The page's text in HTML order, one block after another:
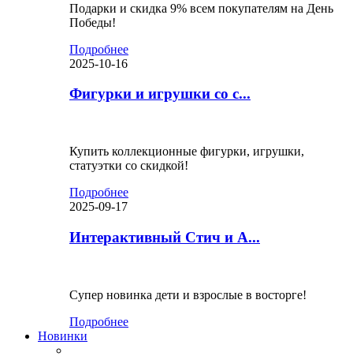
Подарки и скидка 9% всем покупателям на День
Победы!
Подробнее
2025-10-16
Фигурки и игрушки со с...
Купить коллекционные фигурки, игрушки,
статуэтки со скидкой!
Подробнее
2025-09-17
Интерактивный Стич и А...
Супер новинка дети и взрослые в восторге!
Подробнее
Новинки